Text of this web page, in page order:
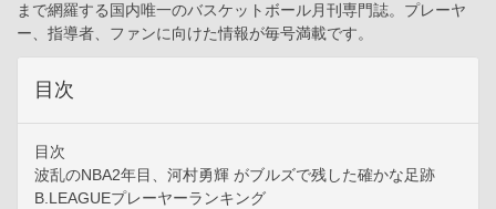
まで網羅する国内唯一のバスケットボール月刊専門誌。プレーヤ
ー、指導者、ファンに向けた情報が毎号満載です。
目次
目次
波乱のNBA2年目、河村勇輝 がブルズで残した確かな足跡
B.LEAGUEプレーヤーランキング